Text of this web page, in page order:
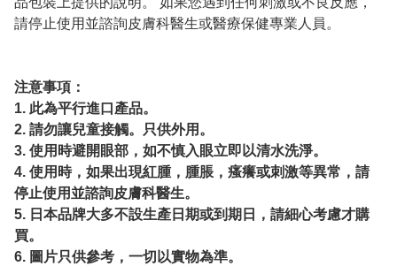
請停止使用並諮詢皮膚科醫生或醫療保健專業人員。
注意事項：
1. 此為平行進口產品。
2. 請勿讓兒童接觸。只供外用。
3. 使用時避開眼部，如不慎入眼立即以清水洗淨。
4. 使用時，如果出現紅腫，腫脹，瘙癢或刺激等異常，請
停止使用並諮詢皮膚科醫生。
5. 日本品牌大多不設生產日期或到期日，請細心考慮才購
買。
6. 圖片只供參考，一切以實物為準。